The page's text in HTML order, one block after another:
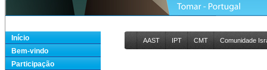
Início
Bem-vindo
Participação
AAST IPT CMT Comunidade